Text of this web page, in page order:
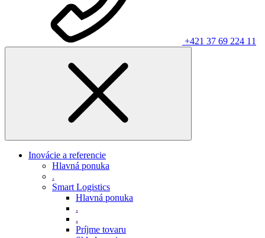
+421 37 69 224 11
Inovácie a referencie
Hlavná ponuka
.
Smart Logistics
Hlavná ponuka
.
.
Príjme tovaru